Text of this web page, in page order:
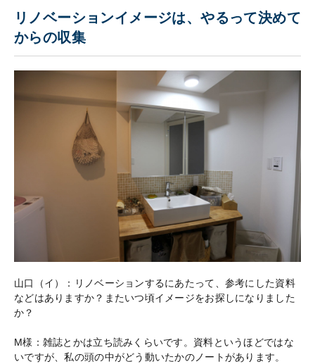
リノベーションイメージは、やるって決めて
からの収集
山口（イ）：リノベーションするにあたって、参考にした資料
などはありますか？またいつ頃イメージをお探しになりました
か？
M様：雑誌とかは立ち読みくらいです。資料というほどではな
いですが、私の頭の中がどう動いたかのノートがあります。